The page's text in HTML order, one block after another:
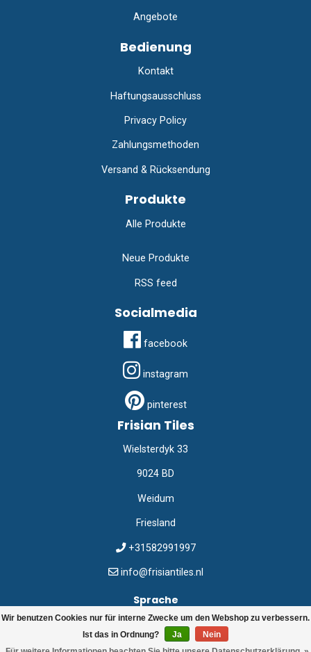
Wir benutzen Cookies nur für interne Zwecke um den Webshop zu verbessern.
Ist das in Ordnung?
Ja
Nein
Angebote
Bedienung
Kontakt
Haftungsausschluss
Privacy Policy
Zahlungsmethoden
Versand & Rücksendung
Produkte
Alle Produkte
Neue Produkte
RSS feed
Socialmedia
facebook
instagram
pinterest
Frisian Tiles
Wielsterdyk 33
9024 BD
Weidum
Friesland
+31582991997
info@frisiantiles.nl
Sprache
DE